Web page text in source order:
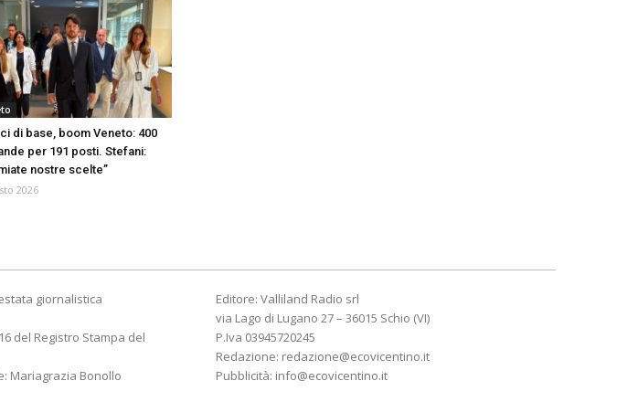
di base, boom Veneto: 400
per 191 posti. Stefani:
nostre scelte”
2026
giornalistica
del Registro Stampa del
Mariagrazia Bonollo
Editore: Valliland Radio srl
via Lago di Lugano 27 – 36015 Schio (VI)
P.Iva 03945720245
Redazione: redazione@ecovicentino.it
Pubblicità: info@ecovicentino.it